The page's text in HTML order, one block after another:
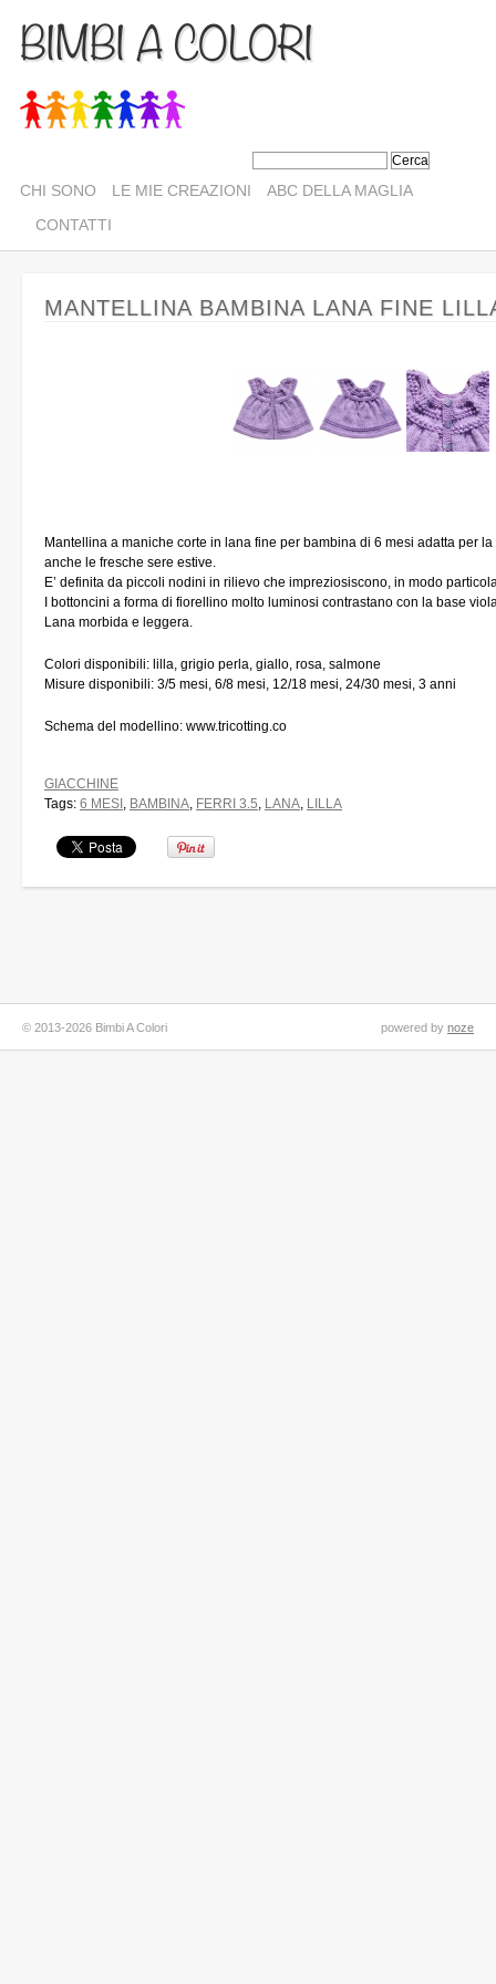
BIMBI A COLORI
CHI SONO LE MIE CREAZIONI
ABC DELLA MAGLIA
CONTATTI
MANTELLINA BAMBINA LANA FINE
Mantellina a maniche corte in lana fine per bambina di 6 mesi adatta per la
anche le fresche sere estive.
E’ definita da piccoli nodini in rilievo che impreziosiscono, in modo
I bottoncini a forma di fiorellino molto luminosi contrastano con la base
Lana morbida e leggera.
Colori disponibili: lilla, grigio perla, giallo, rosa, salmone
Misure disponibili: 3/5 mesi, 6/8 mesi, 12/18 mesi, 24/30 mesi, 3 anni
Schema del modellino: www.tricotting.co
GIACCHINE
Tags: 6 MESI , BAMBINA, FERRI 3.5, LANA, LILLA
© 2013-2026 Bimbi A Colori powered by noze